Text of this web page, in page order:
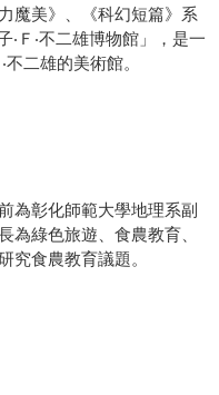
魔美》、《科幻短篇》系
‧Ｆ‧不二雄博物館」，是一
二雄的美術館。
為彰化師範大學地理系副
為綠色旅遊、食農教育、
究食農教育議題。